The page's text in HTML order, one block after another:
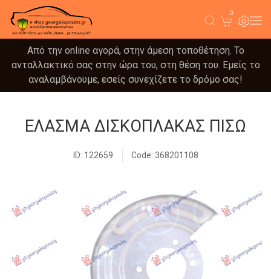
0
Από την online αγορά, στην άμεση τοποθέτηση. Το
ανταλλακτικό σας στην ώρα του, στη θέση του. Εμείς το
αναλαμβάνουμε, εσείς συνεχίζετε το δρόμο σας!
ΕΛΑΣΜΑ ΔΙΣΚΟΠΛΑΚΑΣ ΠΙΣΩ
ID: 122659 Code: 368201108